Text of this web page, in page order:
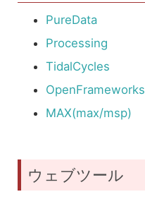
PureData
Processing
TidalCycles
OpenFrameworks
MAX(max/msp)
ウェブツール